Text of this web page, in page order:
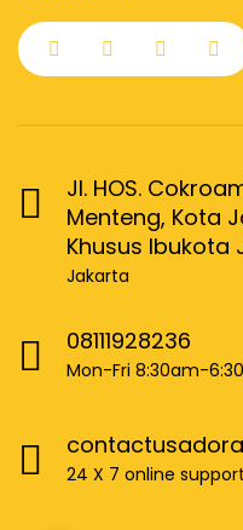
Jl. HOS.
Menteng, Kota
Khusus Ibukota
Jakarta
08111928236
Mon-Fri 8:30am-
24 X 7 online support